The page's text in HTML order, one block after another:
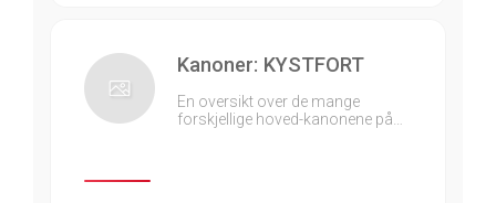
Kanoner: KYSTFORT
En oversikt over de mange
forskjellige hoved-kanonene på…